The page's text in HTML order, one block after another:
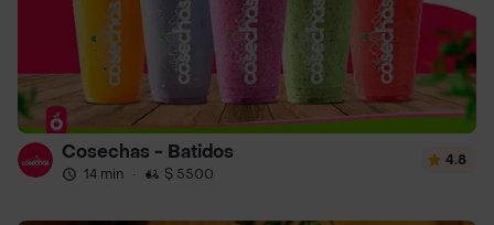
Cosechas - Batidos
14 min · $ 5500
4.8